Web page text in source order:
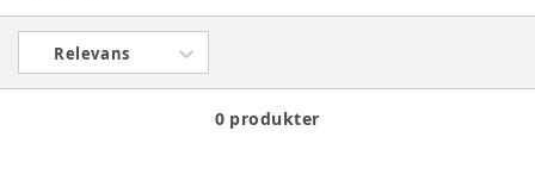
Relevans
0 produkter